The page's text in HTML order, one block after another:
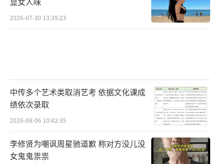
2026-07-30 13:39:23
中传多个艺术类取消艺考 依据文化课成
绩依次录取
2026-08-06 10:42:35
李修贤为嘲讽周星驰道歉 称对方没儿没
女鬼鬼祟祟